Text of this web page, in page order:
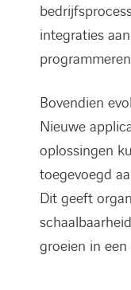
integraties
Bovendien
Nieuwe
oplossingen
toegevoegd
Dit geeft
groeien in